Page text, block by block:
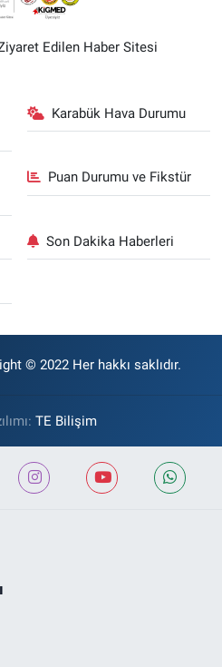
Edilen Haber Sitesi
Karabük Hava Durumu
Puan Durumu ve Fikstür
Son Dakika Haberleri
© 2022 Her hakkı saklıdır.
TE Bilişim